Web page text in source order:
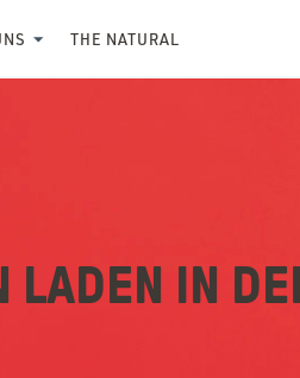
THE NATURAL
LADEN IN